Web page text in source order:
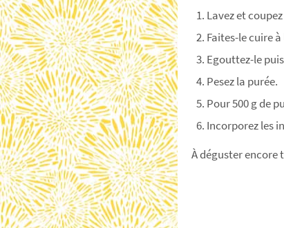
Lavez et
Faites-le cuire
Egouttez-le
Pesez la purée.
Pour 500 g de
Incorporez les
À déguster encore